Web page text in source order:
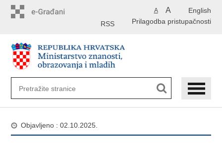
English
A A
Prilagodba pristupačnosti
RSS
Objavljeno : 02.10.2025.